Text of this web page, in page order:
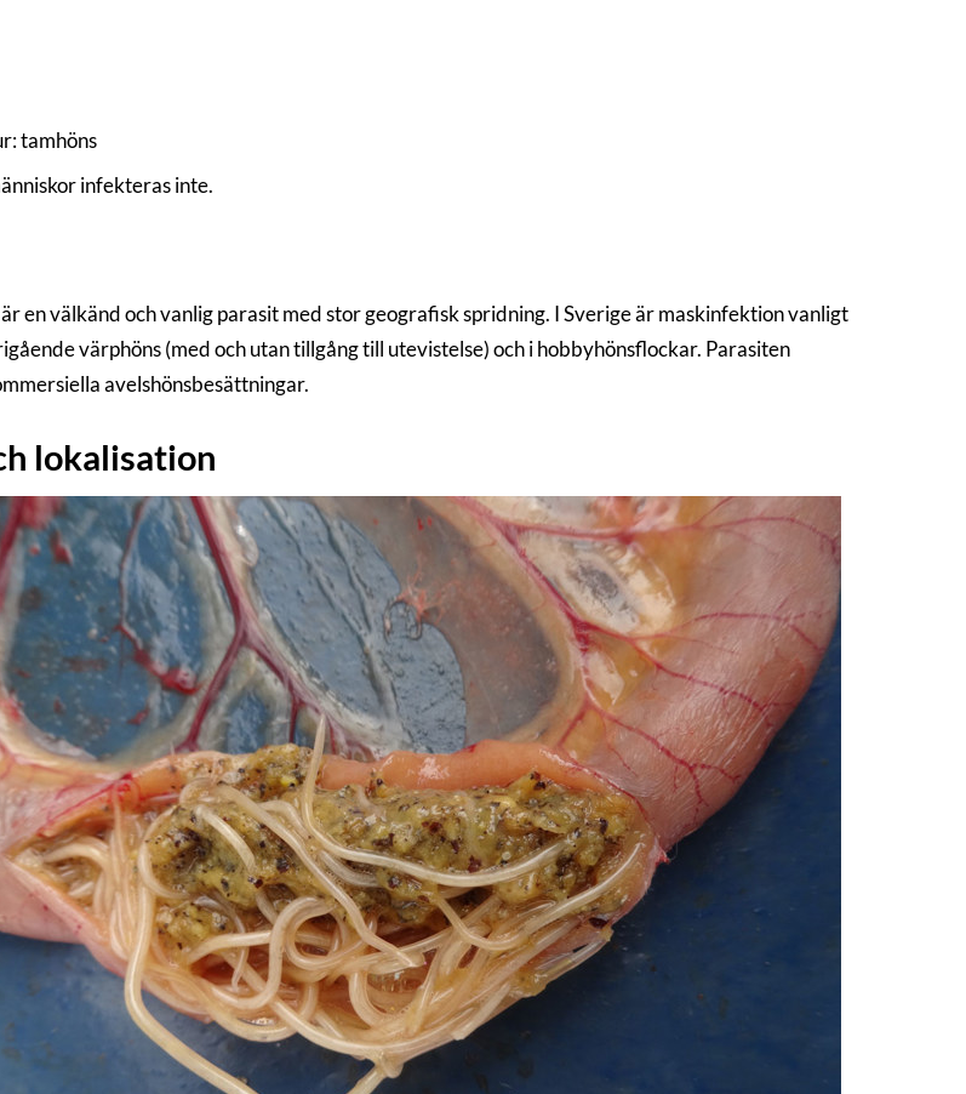
tamhöns
infekteras inte.
en välkänd och vanlig parasit med stor geografisk spridning. I Sverige är maskinfektion vanligt
värphöns (med och utan tillgång till utevistelse) och i hobbyhönsflockar. Parasiten
avelshönsbesättningar.
lokalisation